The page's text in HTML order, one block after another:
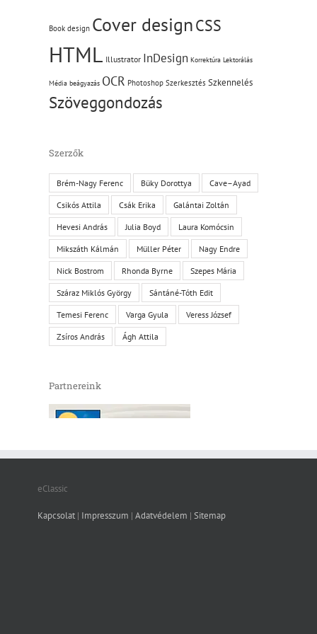
Book design Cover designCSS
HTML Illustrator InDesign Korrektúra Lektorálás
Média beágyazás OCR Photoshop Szerkesztés Szkennelés
Szöveggondozás
Szerzők
Brém-Nagy Ferenc Büky Dorottya Cave–Ayad
Csikós Attila Csák Erika Galántai Zoltán
Hevesi András Julia Boyd Laura Komócsin
Mikszáth Kálmán Müller Péter Nagy Endre
Nick Bostrom Rhonda Byrne Szepes Mária
Száraz Miklós György Sántáné-Tóth Edit
Temesi Ferenc Varga Gyula Veress József
Zsíros András Ágh Attila
Partnereink
eClassic
Kapcsolat| Impresszum | Adatvédelem | Sitemap